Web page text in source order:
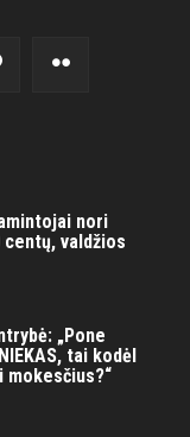
nori
valdžios
„Pone
tai kodėl
mokesčius?“